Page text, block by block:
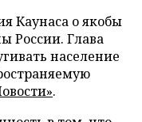
Каунаса о якобы
России. Глава
население
.